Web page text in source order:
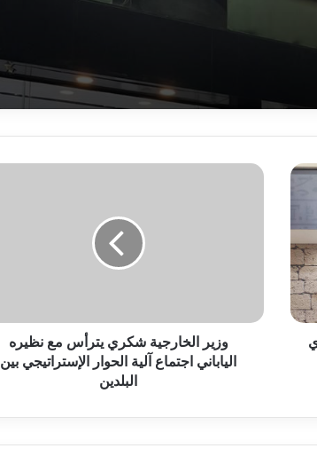
«كايي موتورز إيجيبت» تستكمل نجاحاتها في السوق المصري بافتتاح فرعها الجديد بمدينتي بالتعاون مع «أبو زيد أوتوموتيف»
للمؤسسة الدولية الإسلامية
و
ر
ك
وزير الخارجية شكري يترأس مع نظيره
الياباني اجتماع آلية الحوار الإستراتيجي بين
البلدين